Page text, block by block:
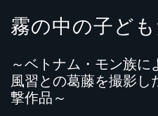
霧の中の子ど
～ベトナム・モン族に
風習との葛藤を撮影し
撃作品～